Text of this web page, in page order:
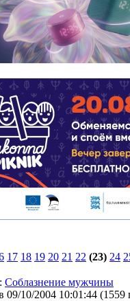
17 18 19 20 21 22 (23) 24
: Соблазнение мужчины
09/10/2004 10:01:44 (1559